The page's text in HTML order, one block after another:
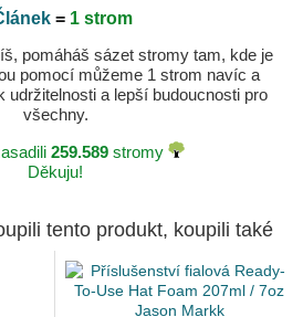
= 1 strom
pomáháš sázet stromy tam, kde je
pomocí můžeme 1 strom navíc a
udržitelnosti a lepší budoucnosti pro
všechny.
259.589stromy
Děkuju!
tento produkt, koupili také